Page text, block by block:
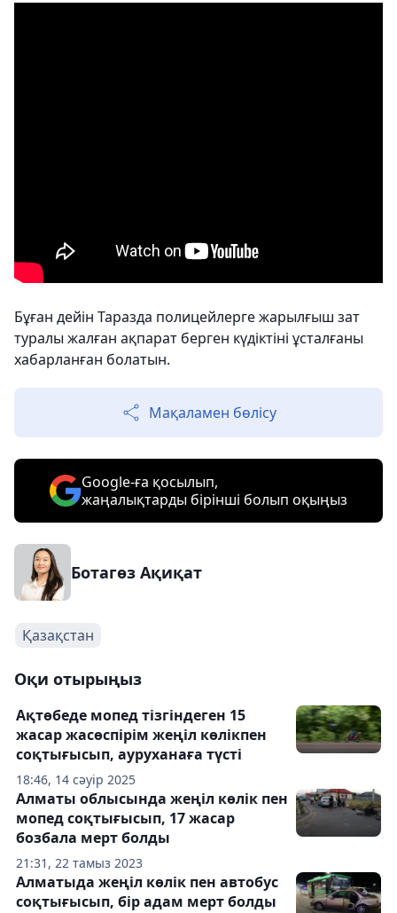
Бұған дейін Таразда полицейлерге жарылғыш зат
туралы жалған ақпарат берген күдіктіні ұсталғаны
хабарланған болатын.
Мақаламен бөлісу
Google-ға қосылып,
жаңалықтарды бірінші болып оқыңыз
Ботагөз Ақиқат
Қазақстан
Оқи отырыңыз
18:46, 14 сәуір 2025
Ақтөбеде мопед тізгіндеген 15
жасар жасөспірім жеңіл көлікпен
соқтығысып, ауруханаға түсті
21:31, 22 тамыз 2023
Алматы облысында жеңіл көлік пен
мопед соқтығысып, 17 жасар
бозбала мерт болды
Алматыда жеңіл көлік пен автобус
соқтығысып, бір адам мерт болды